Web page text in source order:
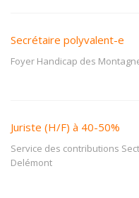
Secrétaire polyvalent-e
Foyer Handicap des
Juriste (H/F) à 40-50%
Service des contributions
Delémont